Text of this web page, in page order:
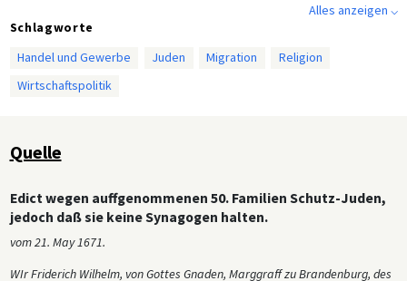
Alles anzeigen ⌵
Schlagworte
Handel und Gewerbe
Juden Migration
Religion
Wirtschaftspolitik
Quelle
Edict wegen auffgenommenen 50. Familien Schutz-Juden,
jedoch daß sie keine Synagogen halten.
vom 21. May 1671.
WIr Friderich Wilhelm, von Gottes Gnaden, Marggraff zu Brandenburg, des